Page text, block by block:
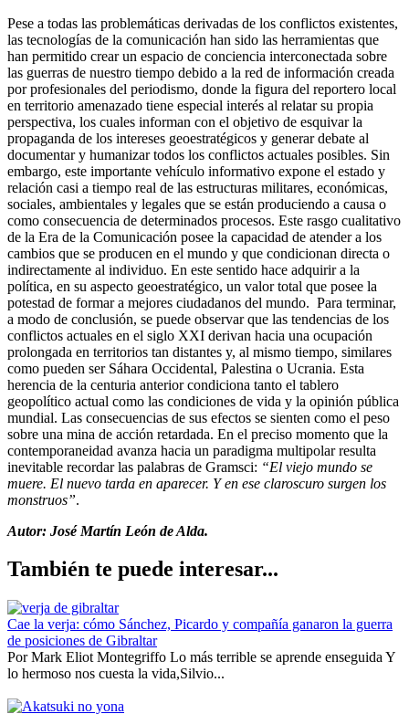
Pese a todas las problemáticas derivadas de los conflictos existentes,
las tecnologías de la comunicación han sido las herramientas que
han permitido crear un espacio de conciencia interconectada sobre
las guerras de nuestro tiempo debido a la red de información creada
por profesionales del periodismo, donde la figura del reportero local
en territorio amenazado tiene especial interés al relatar su propia
perspectiva, los cuales informan con el objetivo de esquivar la
propaganda de los intereses geoestratégicos y generar debate al
documentar y humanizar todos los conflictos actuales posibles. Sin
embargo, este importante vehículo informativo expone el estado y
relación casi a tiempo real de las estructuras militares, económicas,
sociales, ambientales y legales que se están produciendo a causa o
como consecuencia de determinados procesos. Este rasgo cualitativo
de la Era de la Comunicación posee la capacidad de atender a los
cambios que se producen en el mundo y que condicionan directa o
indirectamente al individuo. En este sentido hace adquirir a la
política, en su aspecto geoestratégico, un valor total que posee la
potestad de formar a mejores ciudadanos del mundo. Para terminar,
a modo de conclusión, se puede observar que las tendencias de los
conflictos actuales en el siglo XXI derivan hacia una ocupación
prolongada en territorios tan distantes y, al mismo tiempo, similares
como pueden ser Sáhara Occidental, Palestina o Ucrania. Esta
herencia de la centuria anterior condiciona tanto el tablero
geopolítico actual como las condiciones de vida y la opinión pública
mundial. Las consecuencias de sus efectos se sienten como el peso
sobre una mina de acción retardada. En el preciso momento que la
contemporaneidad avanza hacia un paradigma multipolar resulta
inevitable recordar las palabras de Gramsci: “El viejo mundo se
muere. El nuevo tarda en aparecer. Y en ese claroscuro surgen los
monstruos”.
Autor: José Martín León de Alda.
También te puede interesar...
Cae la verja: cómo Sánchez, Picardo y compañía ganaron la guerra
de posiciones de Gibraltar
Por Mark Eliot Montegriffo Lo más terrible se aprende enseguida Y
lo hermoso nos cuesta la vida,Silvio...